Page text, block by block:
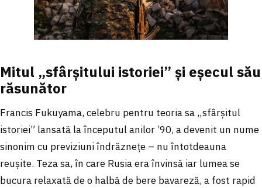
Mitul „sfârșitului istoriei” și eșecul său
răsunător
Francis Fukuyama, celebru pentru teoria sa „sfârșitul
istoriei” lansată la începutul anilor ’90, a devenit un nume
sinonim cu previziuni îndrăznețe – nu întotdeauna
reușite. Teza sa, în care Rusia era învinsă iar lumea se
bucura relaxată de o halbă de bere bavareză, a fost rapid